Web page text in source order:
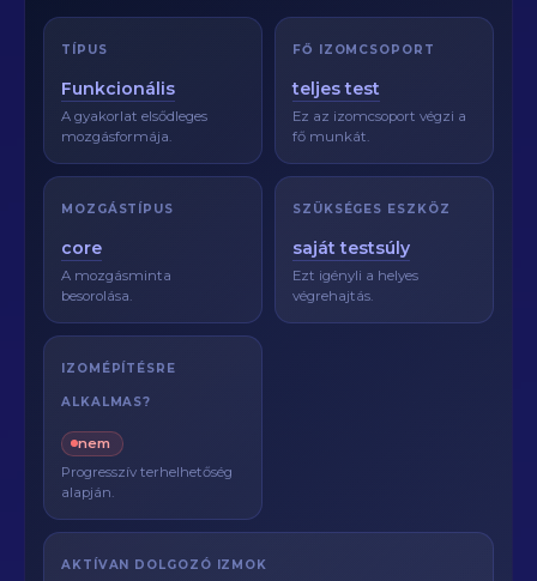
TÍPUS
Funkcionális
A gyakorlat elsődleges
mozgásformája.
FŐ IZOMCSOPORT
teljes test
Ez az izomcsoport végzi a
fő munkát.
MOZGÁSTÍPUS
core
A mozgásminta
besorolása.
SZÜKSÉGES ESZKÖZ
saját testsúly
Ezt igényli a helyes
végrehajtás.
IZOMÉPÍTÉSRE
ALKALMAS?
nem
Progresszív terhelhetőség
alapján.
AKTÍVAN DOLGOZÓ IZMOK